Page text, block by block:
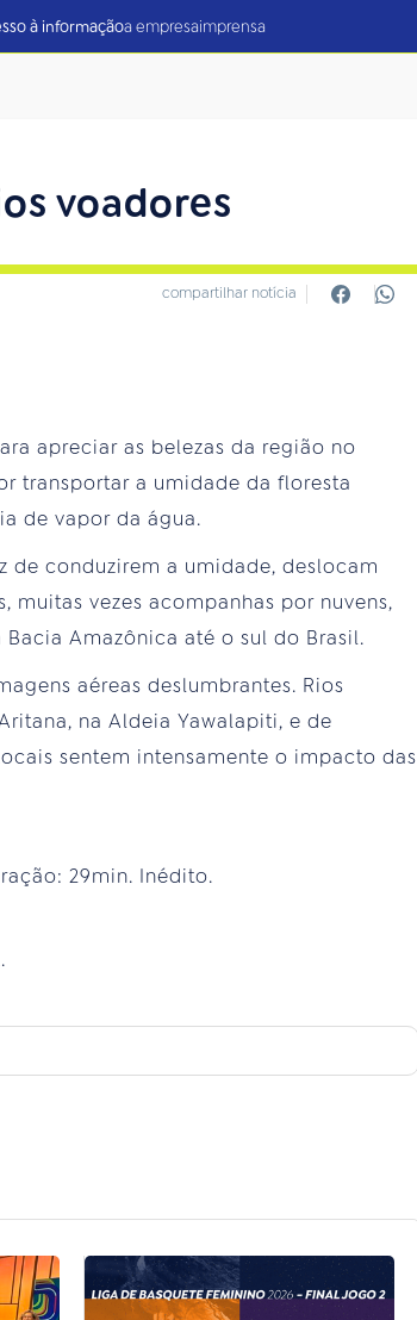
à informaçãoa empresaimprensa
voadores
compartilhar notícia
apreciar as belezas da região no
transportar a umidade da floresta
de vapor da água.
de conduzirem a umidade, deslocam
muitas vezes acompanhas por nuvens,
Amazônica até o sul do Brasil.
aéreas deslumbrantes. Rios
na Aldeia Yawalapiti, e de
sentem intensamente o impacto das
29min. Inédito.